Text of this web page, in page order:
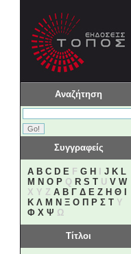
Αναζήτηση
Συγγραφείς
A B C D EF G H J K L
M N O PQ R S TU V W
X Y Z Α Β Γ Δ Ε Ζ Η Θ
Κ Λ Μ Ν Ξ Ο Π Ρ Σ ΤΥ
Φ Χ Ψ Ω
Τίτλοι